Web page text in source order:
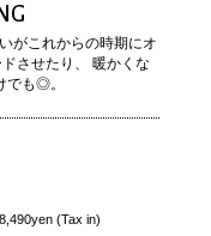
がこれからの時期にオ
させたり、 暖かくな
でも◎。
(Tax in)